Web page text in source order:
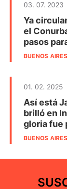
03. 07. 2023
Ya
el
pasos
BUENOS AIRES
01. 02. 2025
Así está
brilló en
gloria fue
BUENOS AIRES